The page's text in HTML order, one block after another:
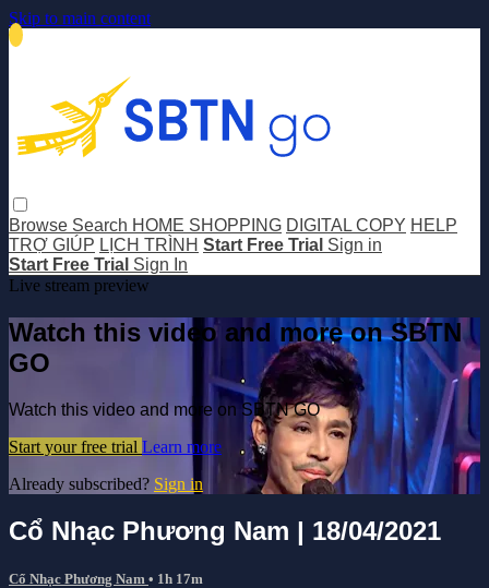
Skip to main content
Browse Search HOME SHOPPING DIGITAL COPY HELP
TRỢ GIÚP LỊCH TRÌNH Start Free Trial Sign in
Start Free Trial Sign In
Live stream preview
Watch this video and more on SBTN
GO
Watch this video and more on SBTN GO
Start your free trial Learn more
Already subscribed? Sign in
Cổ Nhạc Phương Nam | 18/04/2021
Cổ Nhạc Phương Nam • 1h 17m